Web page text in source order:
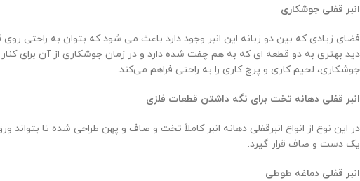
انبر قفلی جوشکاری
فضای زیادی که بین دو زبانه این انبر وجود دارد باعث می شود که بتوان به راحتی روی
دید بهتری به دو قطعه ای که به هم چفت شده دارد و در زمان جوشکاری از آن برای
جوشکاری، لحیم کاری و پرچ کاری را به راحتی فراهم می‌کند.
انبر قفلی دهانه تخت برای نگه داشتن قطعات فلزی
در این نوع از انواع انبرقفلی دهانه انبر کاملاً تخت و صاف و پهن طراحی شده تا
یک دست و صاف قرار گیرد.
انبر قفلی دماغه طوطی